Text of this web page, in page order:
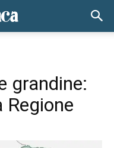
grandine:
Regione